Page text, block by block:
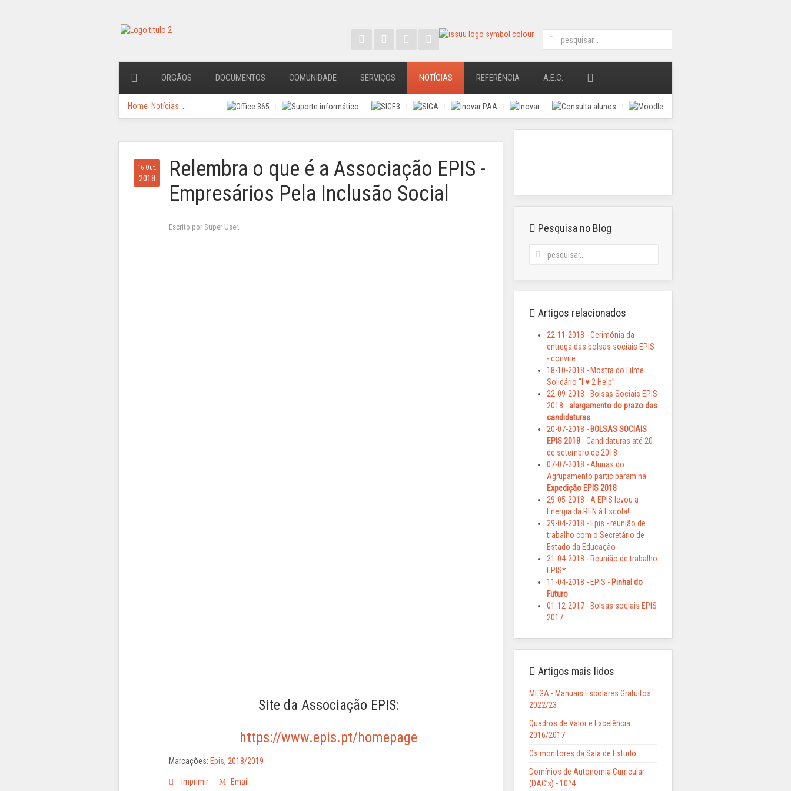
ORGÃOS DOCUMENTOS COMUNIDADE SERVIÇOS NOTÍCIAS REFERÊNCIA A.E.C.
Home Notícias
16 Out.
2018
Relembra o que é a Associação EPIS -
Empresários Pela Inclusão Social
Escrito por Super User.
Site da Associação EPIS:
https://www.epis.pt/homepage
Marcações: Epis, 2018/2019
Imprimir Email
Pesquisa no Blog
Artigos relacionados
22-11-2018 - Cerimónia da
entrega das bolsas sociais EPIS
- convite
18-10-2018 - Mostra do Filme
Solidário “I ♥ 2 Help”
22-09-2018 - Bolsas Sociais EPIS
2018 -alargamento do prazo das
candidaturas
20-07-2018 - BOLSAS SOCIAIS
EPIS 2018 - Candidaturas até 20
de setembro de 2018
07-07-2018 - Alunas do
Agrupamento participaram na
Expedição EPIS 2018
29-05-2018 - A EPIS levou a
Energia da REN à Escola!
29-04-2018 - Epis - reunião de
trabalho com o Secretário de
Estado da Educação
21-04-2018 - Reunião de trabalho
EPIS*
11-04-2018 - EPIS - Pinhal do
Futuro
01-12-2017 - Bolsas sociais EPIS
2017
Artigos mais lidos
MEGA - Manuais Escolares Gratuitos
2022/23
Quadros de Valor e Excelência
2016/2017
Os monitores da Sala de Estudo
Domínios de Autonomia Curricular
(DAC’s) - 10º4